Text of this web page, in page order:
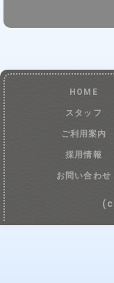
HOME
スタッフ
ご利用案内
採用情報
お問い合わせ